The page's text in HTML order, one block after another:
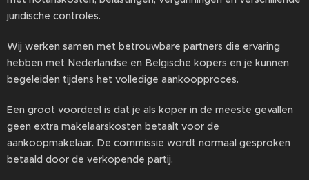
juridische controles.
Wij werken samen met betrouwbare partners die ervaring
hebben met Nederlandse en Belgische kopers en je kunnen
begeleiden tijdens het volledige aankoopproces.
Een groot voordeel is dat je als koper in de meeste gevallen
geen extra makelaarskosten betaalt voor de
aankoopmakelaar. De commissie wordt normaal gesproken
betaald door de verkopende partij.